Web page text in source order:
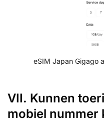
eSIM Japan Gigago
VII. Kunnen
mobiel nummer